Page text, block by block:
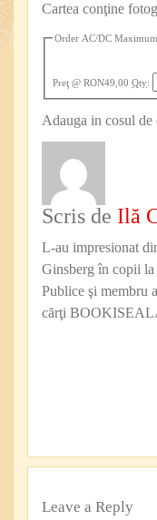
Cartea conţine
Order AC/DC
Preţ @ RON49,00 Qty:
Adauga in cosul de
Scris de Ilă
L-au impresionat
Ginsberg în copii
Publice şi membru
cărţi
Leave a Reply